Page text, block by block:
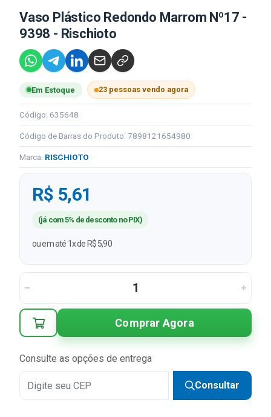
Vaso Plástico Redondo Marrom Nº17 -
9398 - Rischioto
Em Estoque 23 pessoas vendo agora
Código: 635648
Código de Barras do Produto: 7898121654980
Marca: RISCHIOTO
R$ 5,61
(já com 5% de desconto no PIX)
ou em até 1x de R$ 5,90
Comprar Agora
Consulte as opções de entrega
Consultar